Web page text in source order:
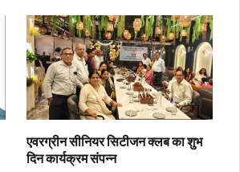
एवरग्रीन सीनियर सिटीजन क्लब का शुभ
दिन कार्यक्रम संपन्न